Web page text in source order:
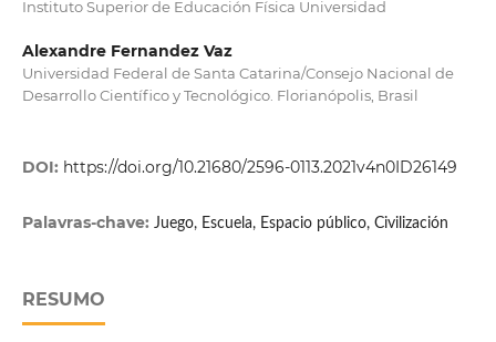
Instituto Superior de Educación Física Universidad
Alexandre Fernandez Vaz
Universidad Federal de Santa Catarina/Consejo Nacional de
Desarrollo Científico y Tecnológico. Florianópolis, Brasil
DOI: https://doi.org/10.21680/2596-0113.2021v4n0ID26149
Palavras-chave: Juego, Escuela, Espacio público, Civilización
RESUMO